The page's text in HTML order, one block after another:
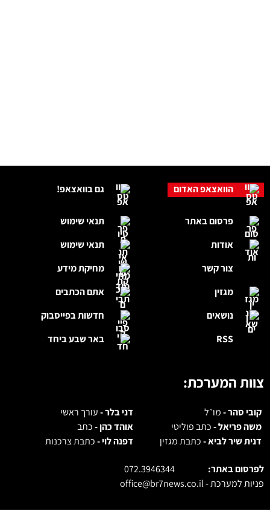
גם בוואצאפ!
תנאי שימוש
תנאי שימוש
מחיקת מידע
אתם הכתבים
חדשות בפייסבוק
באר שבע ביחד
הוואצאפ האדום
פרסום באתר
אודות
צור קשר
מגזין
נושאים
RSS
צוות המערכת:
קובי סהר -מו״ל דני בלר -עורך ראשי
משה פריאל -כתב פוליטי אוהד כהן -כתב
דנית שיר לביא -כתבת מגזין דפנה לוי -כתבת צרכנות
לפרסום באתר:
072.3946344
פניות למערכת -office@br7news.co.il